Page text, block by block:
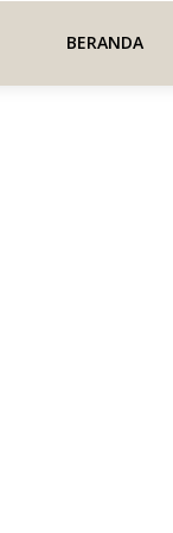
BERANDA